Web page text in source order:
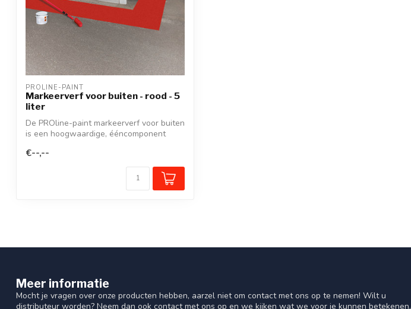
PROLINE-PAINT
Markeerverf voor buiten - rood - 5
liter
De PROline-paint markeerverf voor buiten
is een hoogwaardige, ééncomponent
€--,--
Meer informatie
Mocht je vragen over onze producten hebben, aarzel niet om contact met ons op te nemen! Wilt u
distributeur worden? Neem dan ook contact met ons op en we kijken wat we voor je kunnen betekenen.